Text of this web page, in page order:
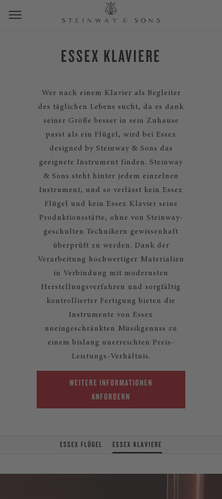
ESSEX KLAVIERE
Wer nach einem Klavier als Begleiter
des täglichen Lebens sucht, da es dank
seiner Größe besser in sein Zuhause
passt als ein Flügel, wird bei Essex
designed by Steinway & Sons das
geeignete Instrument finden. Steinway
& Sons steht hinter jedem einzelnen
Instrument, und so verlässt kein Essex
Flügel und kein Essex Klavier seine
Produktionsstätte, ohne von Steinway-
geschulten Technikern gewissenhaft
überprüft zu werden. Dank der
Verarbeitung hochwertiger Materialien
in Verbindung mit modernsten
Herstellungsverfahren und sorgfältig
kontrollierter Fertigung bieten die
Instrumente von Essex
uneingeschränkten Musikgenuss zu
einem bislang unerreichten Preis-
Leistungs-Verhältnis.
WEITERE INFORMATIONEN
ANFORDERN
ESSEX FLÜGEL ESSEX KLAVIERE